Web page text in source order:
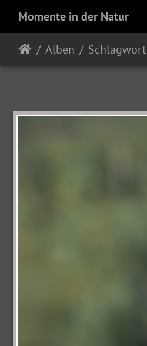
Momente in der Natur
Alben Schlagwort